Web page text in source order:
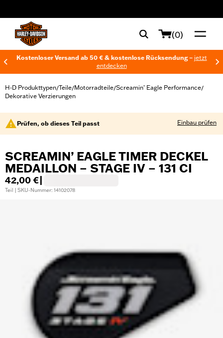
(0)
Kostenloser Versand ab 50 € & kostenlose Rücksendung – jetzt
entdecken
H-D Produkttypen/Teile/Motorradteile/Screamin’ Eagle Performance/
Dekorative Verzierungen
Prüfen, ob dieses Teil passt Einbau prüfen
SCREAMIN’ EAGLE TIMER DECKEL
MEDAILLON – STAGE IV – 131 CI
42,00 €
Teil | SKU-Nummer: 14102078